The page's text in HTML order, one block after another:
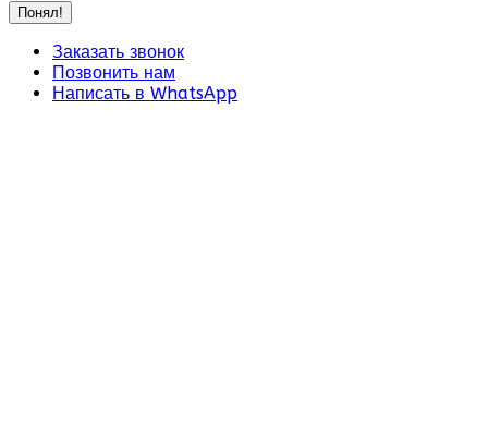
Понял!
Заказать звонок
Позвонить нам
Написать в WhatsApp